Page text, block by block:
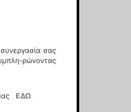
σας
ρώνοντας
ΕΔΩ